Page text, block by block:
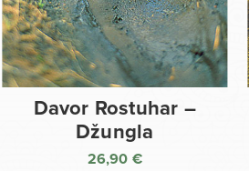
Davor Rostuhar –
Džungla
26,90 €